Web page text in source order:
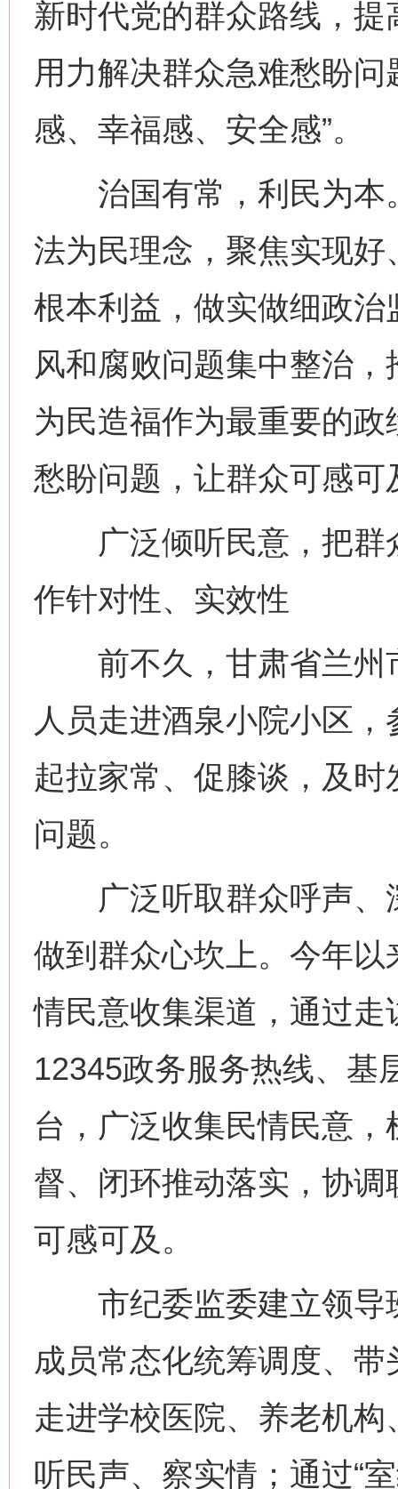
新时代党的群众路线，
用力解决群众急难愁盼
感、幸福感、安全感”。
治国有常，利民为本
法为民理念，聚焦实现
根本利益，做实做细政
风和腐败问题集中整治
为民造福作为最重要的
愁盼问题，让群众可感可
广泛倾听民意，把群
作针对性、实效性
前不久，甘肃省兰州
人员走进酒泉小院小区
起拉家常、促膝谈，及
问题。
广泛听取群众呼声、
做到群众心坎上。今年
情民意收集渠道，通过
12345政务服务热线、基
台，广泛收集民情民意
督、闭环推动落实，协
可感可及。
市纪委监委建立领导
成员常态化统筹调度、
走进学校医院、养老机
听民声、察实情；通过“